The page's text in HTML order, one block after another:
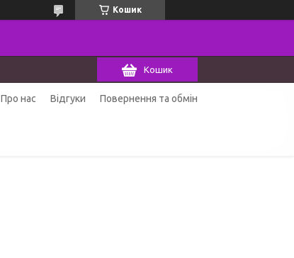
Кошик
Кошик
Про нас Відгуки Повернення та обмін